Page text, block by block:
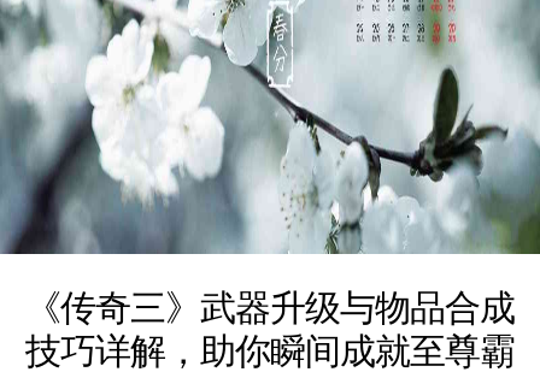
《传奇三》武器升级与物品合成
技巧详解，助你瞬间成就至尊霸